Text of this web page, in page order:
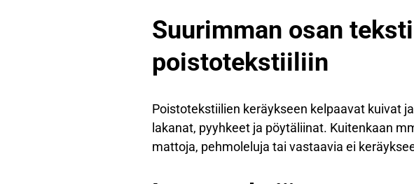
Suurimman osan
poistotekstiiliin
Poistotekstiilien keräykseen kelpaavat kuivat
lakanat, pyyhkeet ja pöytäliinat. Kuitenkaan
mattoja, pehmoleluja tai vastaavia ei